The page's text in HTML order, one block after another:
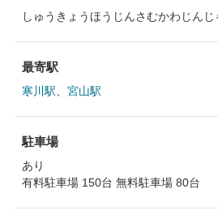
しゅうきょうほうじんさむかわじん
最寄駅
寒川駅 宮山駅
駐車場
あり
有料駐車場 150台 無料駐車場 80台